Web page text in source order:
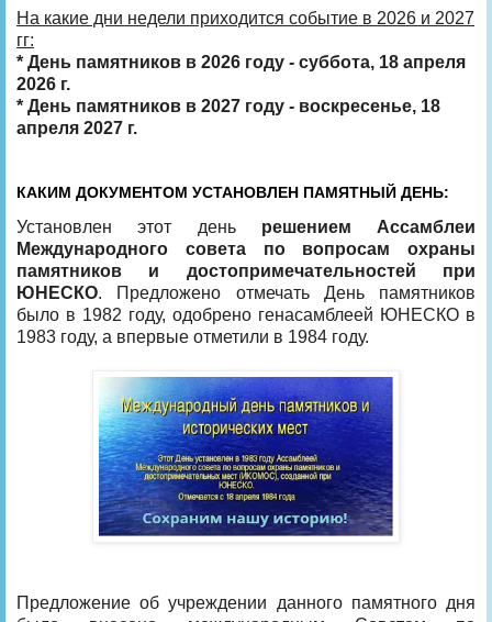
На какие дни недели приходится событие в 2026 и 2027
гг:
* День памятников в 2026 году - суббота, 18 апреля
2026 г.
* День памятников в 2027 году - воскресенье, 18
апреля 2027 г.
КАКИМ ДОКУМЕНТОМ УСТАНОВЛЕН ПАМЯТНЫЙ ДЕНЬ:
Установлен этот день решением Ассамблеи
Международного совета по вопросам охраны
памятников и достопримечательностей при
ЮНЕСКО. Предложено отмечать День памятников
было в 1982 году, одобрено генасамблеей ЮНЕСКО в
1983 году, а впервые отметили в 1984 году.
Предложение об учреждении данного памятного дня